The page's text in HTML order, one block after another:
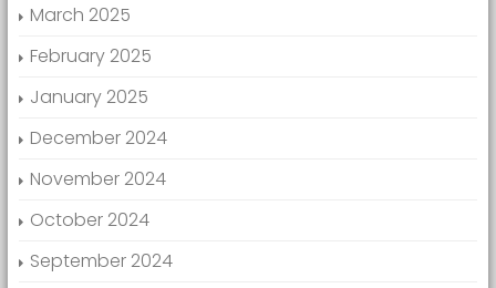
March 2025
February 2025
January 2025
December 2024
November 2024
October 2024
September 2024